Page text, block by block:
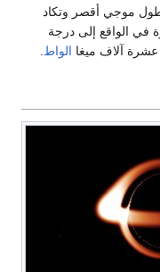
موجي أقصر وتكاد
في الواقع إلى درجة
آلاف ميغا الواط